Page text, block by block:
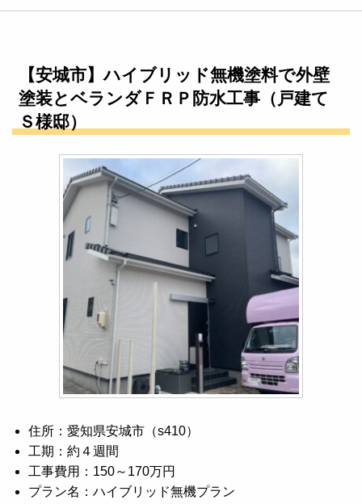
【安城市】ハイブリッド無機塗料で外壁
塗装とベランダＦＲＰ防水工事（戸建て
Ｓ様邸）
住所：愛知県安城市（s410）
工期：約４週間
工事費用：150～170万円
プラン名：ハイブリッド無機プラン